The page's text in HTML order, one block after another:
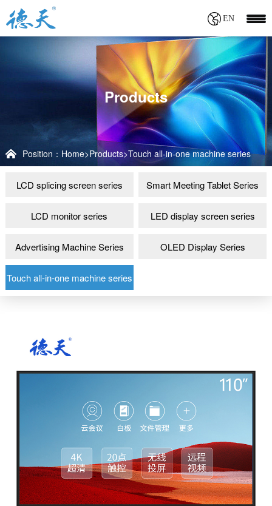
EN
Products
Position： Home>Products>Touch all-in-one machine series
LCD splicing screen series Smart Meeting Tablet Series
LCD monitor series LED display screen series
Advertising Machine Series OLED Display Series
Touch all-in-one machine series